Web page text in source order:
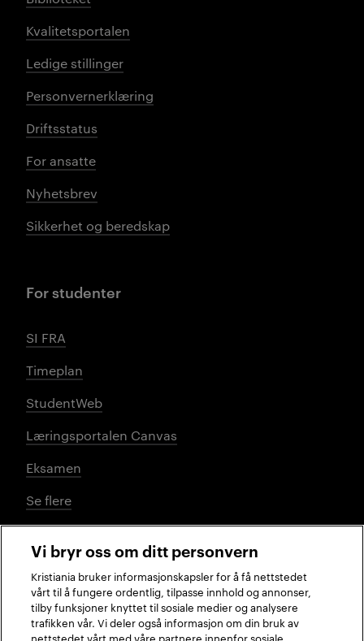
Kvalitetsportalen
Ledige stillinger
Personvernerklæring
Driftsstatus
For ansatte
Nyhetsbrev
Sikkerhet og beredskap
For studenter
SI FRA
Timeplan
StudentWeb
Læringsportalen Canvas
Eksamen
Se flere
Sosiale medier
FacebookInstagramLinkedInTikTok
Vi bryr oss om ditt personvern
Kristiania bruker informasjonskapsler for å få nettstedet
vårt til å fungere ordentlig, tilpasse innhold og annonser,
tilby funksjoner knyttet til sosiale medier og analysere
trafikken vår. Vi deler også informasjon om din bruk av
nettstedet vårt med våre partnere innenfor sosiale